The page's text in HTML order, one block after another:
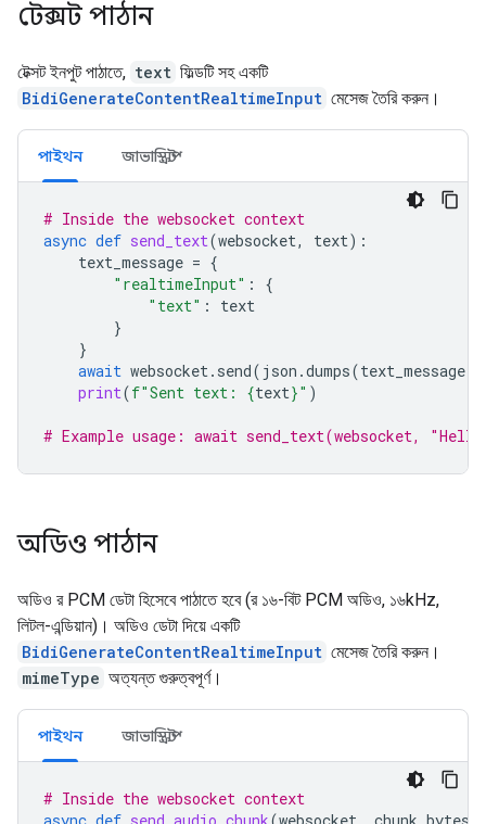
টেক্সট পাঠান
টেক্সট ইনপুট পাঠাতে, text ফিল্ডটি সহ একটি
BidiGenerateContentRealtimeInput মেসেজ তৈরি করুন।
পাইথন জাভাস্ক্রিপ্ট
# Inside the websocket context
async def send_text(websocket, text):
text_message = {
"realtimeInput" :
{
"text" :
text
}
}
await websocket. send( json .dumps(text_message
print(f"Sent text: {text}" )
# Example usage: await send_text(websocket,
অডিও পাঠান
অডিও র PCM ডেটা হিসেবে পাঠাতে হবে (র ১৬-বিট PCM অডিও, ১৬kHz,
লিটল-এন্ডিয়ান)। অডিও ডেটা দিয়ে একটি
BidiGenerateContentRealtimeInput মেসেজ তৈরি করুন।
mimeType অত্যন্ত গুরুত্বপূর্ণ।
পাইথন জাভাস্ক্রিপ্ট
# Inside the websocket context